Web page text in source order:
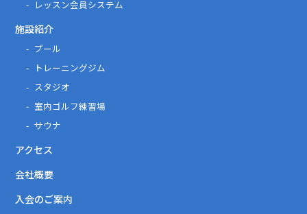
レッスン会員システム
施設紹介
プール
トレーニングジム
スタジオ
室内ゴルフ練習場
サウナ
アクセス
会社概要
入会のご案内